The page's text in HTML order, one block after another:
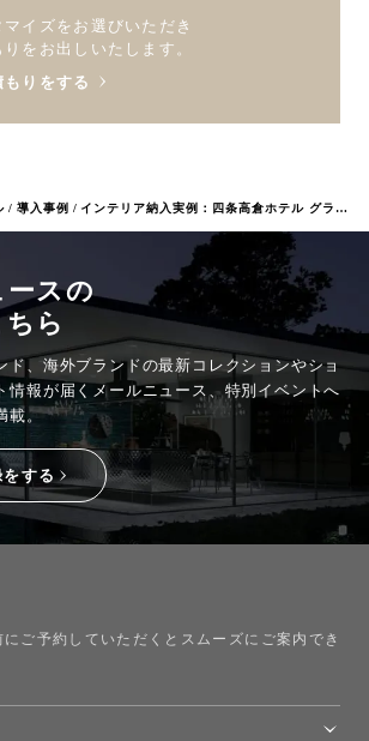
導入事例 インテリア納入実例：四条高倉ホテル グランレブリー
イズをお選びいただき
をお出しいたします。
りをする
ースの
ら
ド、海外ブランドの最新コレクションやショ
情報が届くメールニュース、特別イベントへ
載。
する
ご予約していただくとスムーズにご案内でき